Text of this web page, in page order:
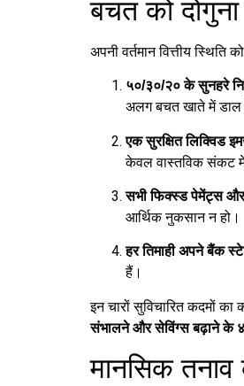
बचत को
अपनी वर्तमान वित्तीय
५०/३०/२० के सुनहरे
अलग बचत खाते में डाल
एक सुरक्षित लिक्विड
केवल वास्तविक संकट
सभी फिक्स्ड पेमेंट्स
आर्थिक नुकसान न हो।
हर तिमाही अपने बैंक
हैं।
इन चारों सुविचारित कदमों
संभालने और सेविंग्स बढ़ाने के
मानसिक तनाव